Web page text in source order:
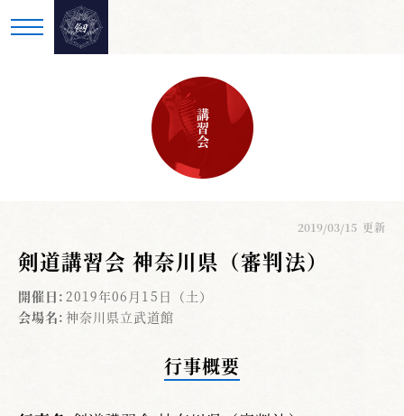
講習会
2019/03/15 更新
剣道講習会 神奈川県（審判法）
開催日: 2019年06月15日（土）
会場名: 神奈川県立武道館
行事概要